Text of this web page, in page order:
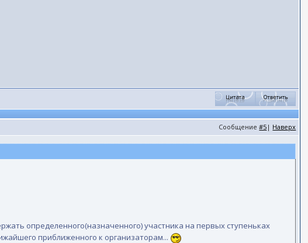
Сообщение#5 | Наверх
определенного(назначенного) участника на первых ступеньках
приближенного к организаторам...